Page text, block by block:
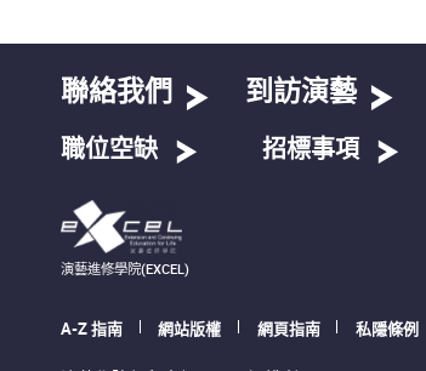
聯絡我們 到訪演藝
職位空缺 招標事項
演藝進修學院(EXCEL)
A-Z 指南 網站版權 網頁指南 私隱條例